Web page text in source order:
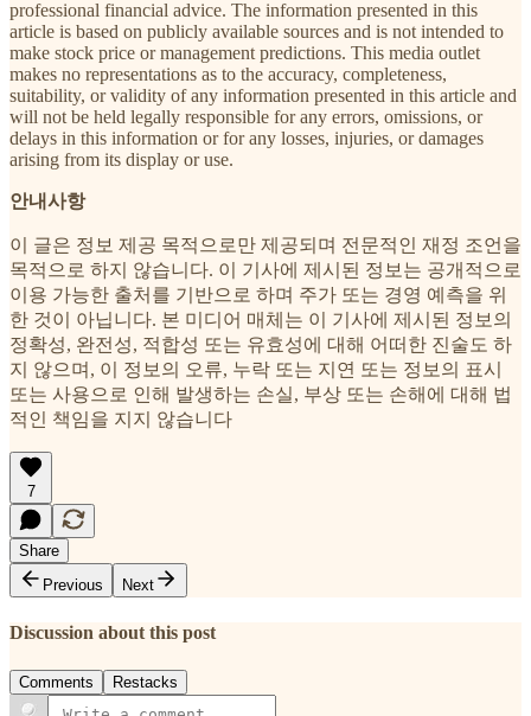
professional financial advice. The information presented in this
article is based on publicly available sources and is not intended to
make stock price or management predictions. This media outlet
makes no representations as to the accuracy, completeness,
suitability, or validity of any information presented in this article and
will not be held legally responsible for any errors, omissions, or
delays in this information or for any losses, injuries, or damages
arising from its display or use.
안내사항
이 글은 정보 제공 목적으로만 제공되며 전문적인 재정 조언을
목적으로 하지 않습니다. 이 기사에 제시된 정보는 공개적으로
이용 가능한 출처를 기반으로 하며 주가 또는 경영 예측을 위
한 것이 아닙니다. 본 미디어 매체는 이 기사에 제시된 정보의
정확성, 완전성, 적합성 또는 유효성에 대해 어떠한 진술도 하
지 않으며, 이 정보의 오류, 누락 또는 지연 또는 정보의 표시
또는 사용으로 인해 발생하는 손실, 부상 또는 손해에 대해 법
적인 책임을 지지 않습니다
7
Share
Previous
Next
Discussion about this post
Comments Restacks